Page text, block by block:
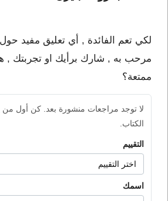
لكي تعم الفائدة , أي تعليق مفيد حول
مرحب به , شارك برأيك او تجربتك ,
ممتعة؟
لا توجد مراجعات منشورة بعد. كن أول من
الكتاب.
التقييم
اسمك